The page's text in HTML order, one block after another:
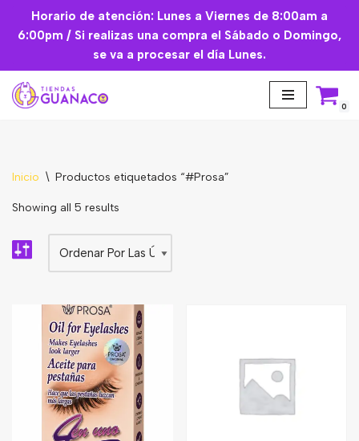
Saltar
contenido
Horario de atención: Lunes a Viernes de 8:00am a
6:00pm / Si realizas una compra el Sábado o Domingo,
se va a procesar el día Lunes.
0
Mascarilla facial
Básicos de Cocina
Granos
Harinas
Edulcorante
Inicio \ Productos etiquetados “#Prosa”
Showing all 5 results